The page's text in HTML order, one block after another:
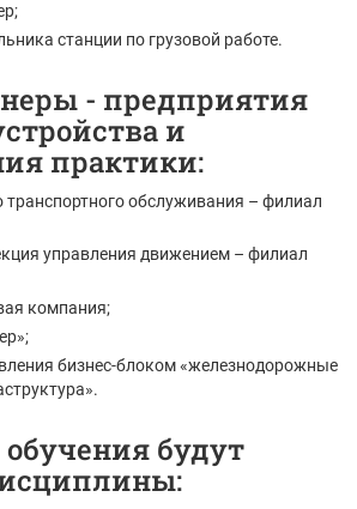
станции по грузовой работе.
- предприятия
и
практики:
транспортного обслуживания – филиал
управления движением – филиал
компания;
бизнес-блоком «железнодорожные
обучения будут